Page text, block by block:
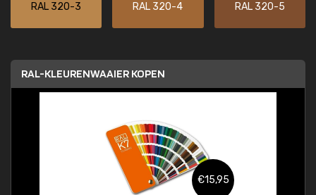
RAL 320-3 RAL 320-4 RAL 320-5
RAL-KLEURENWAAIER KOPEN
€15,95